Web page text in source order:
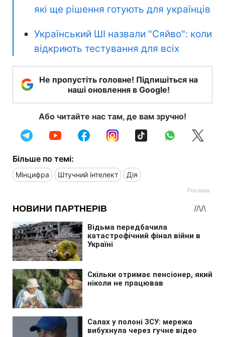
які ще рішення готують для українців
Український ШІ назвали "Сяйво": коли
відкриють тестування для всіх
Не пропустіть головне! Підпишіться на
наші оновлення в Google!
Або читайте нас там, де вам зручно!
Більше по темі:
Мінцифра Штучний інтелект Дія